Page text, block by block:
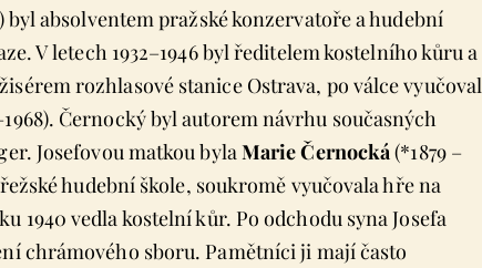
byl absolventem pražské konzervatoře a hudební
V letech 1932–1946 byl ředitelem kostelního kůru a
rozhlasové stanice Ostrava, po válce vyučoval
Černocký byl autorem návrhu současných
Josefovou matkou byla Marie Černocká (*1879 –
hudební škole, soukromě vyučovala hře na
1940 vedla kostelní kůr. Po odchodu syna Josefa
chrámového sboru. Pamětníci ji mají často